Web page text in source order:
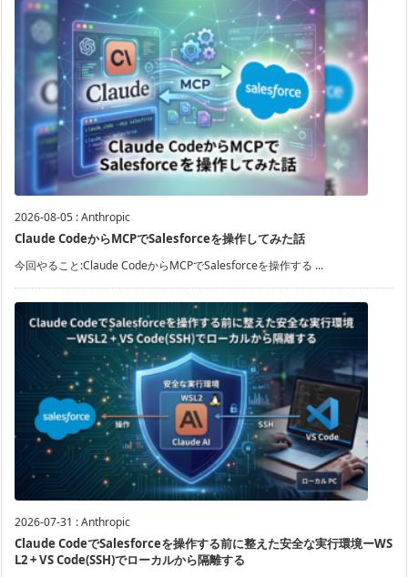
2026-08-05 :Anthropic
Claude CodeからMCPでSalesforceを操作してみた話
今回やること:Claude CodeからMCPでSalesforceを操作する ...
2026-07-31 :Anthropic
Claude CodeでSalesforceを操作する前に整えた安全な実行環境ーWS
L2 + VS Code(SSH)でローカルから隔離する